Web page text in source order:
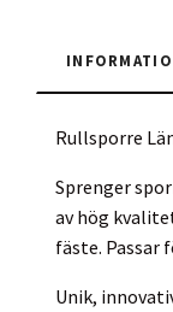
Rullsporre
Sprenger
av hög
fäste. Passar
Unik,